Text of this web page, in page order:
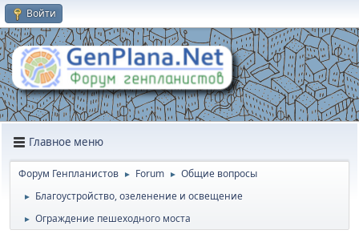
Войти
Главное меню
Форум Генпланистов ► Forum ► Общие вопросы
► Благоустройство, озеленение и освещение
► Ограждение пешеходного моста